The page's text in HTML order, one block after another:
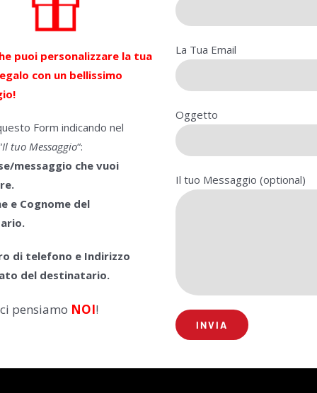
puoi personalizzare la tua
con un bellissimo
Form indicando nel
Il tuo Messaggio“:
messaggio che vuoi
e Cognome del
di telefono e Indirizzo
del destinatario.
pensiamo NOI!
La Tua Email
Oggetto
Il tuo Messaggio (optional)